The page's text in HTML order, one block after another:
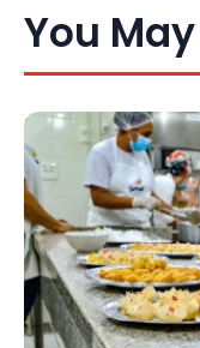
You